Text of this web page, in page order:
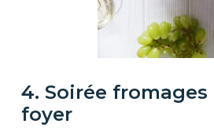
4. Soirée fromages
foyer